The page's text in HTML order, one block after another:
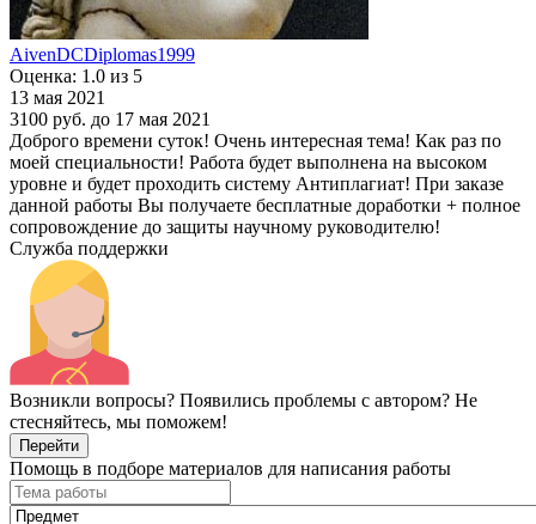
AivenDCDiplomas1999
Оценка: 1.0 из 5
13 мая 2021
3100 руб. до 17 мая 2021
Доброго времени суток! Очень интересная тема! Как раз по
моей специальности! Работа будет выполнена на высоком
уровне и будет проходить систему Антиплагиат! При заказе
данной работы Вы получаете бесплатные доработки + полное
сопровождение до защиты научному руководителю!
Служба поддержки
Возникли вопросы? Появились проблемы с автором? Не
стесняйтесь, мы поможем!
Перейти
Помощь в подборе материалов для написания работы